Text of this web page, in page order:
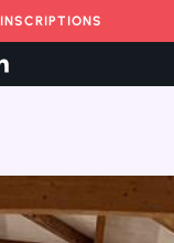
INSCRIPTIONS